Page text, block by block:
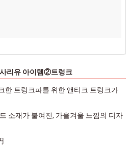
리유 아이템②트렁크
한 트렁크파를 위한 앤티크 트렁크가
소재가 붙여진, 가을겨울 느낌의 디자